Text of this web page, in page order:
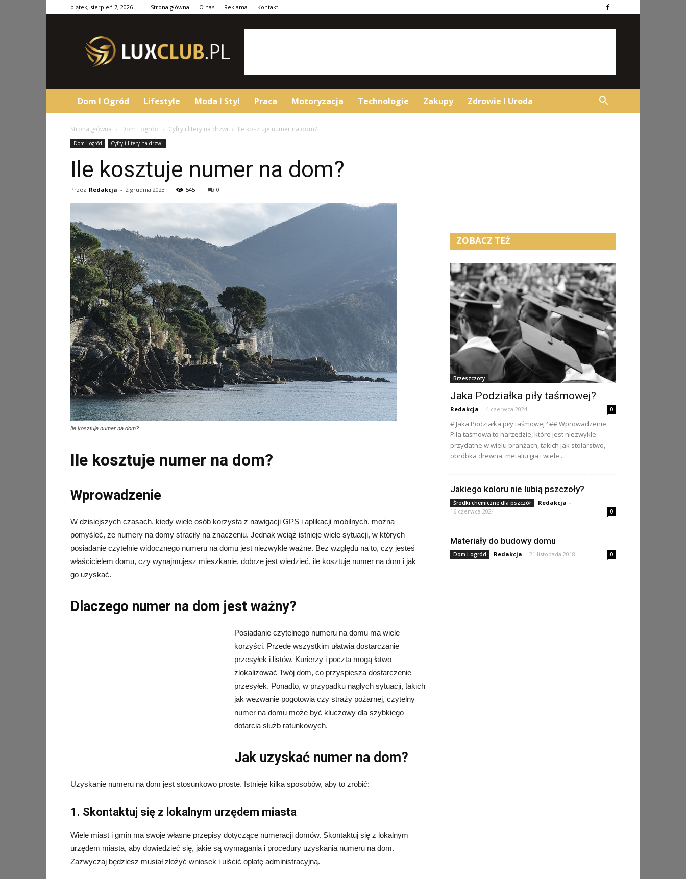
piątek, sierpień 7, 2026 Strona główna O nas Reklama Kontakt
Dom I Ogród Lifestyle Moda I Styl Praca Motoryzacja Technologie Zakupy Zdrowie I Uroda
Strona główna Dom i ogród Cyfry i litery na drzwi Ile kosztuje numer na dom?
Dom i ogród Cyfry i litery na drzwi
Ile kosztuje numer na dom?
Przez Redakcja - 2 grudnia 2023 545 0
Ile kosztuje numer na dom?
Ile kosztuje numer na dom?
Wprowadzenie
W dzisiejszych czasach, kiedy wiele osób korzysta z nawigacji GPS i aplikacji mobilnych, można
pomyśleć, że numery na domy straciły na znaczeniu. Jednak wciąż istnieje wiele sytuacji, w których
posiadanie czytelnie widocznego numeru na domu jest niezwykle ważne. Bez względu na to, czy jesteś
właścicielem domu, czy wynajmujesz mieszkanie, dobrze jest wiedzieć, ile kosztuje numer na dom i jak
go uzyskać.
Dlaczego numer na dom jest ważny?
Posiadanie czytelnego numeru na domu ma wiele
korzyści. Przede wszystkim ułatwia dostarczanie
przesyłek i listów. Kurierzy i poczta mogą łatwo
zlokalizować Twój dom, co przyspiesza dostarczenie
przesyłek. Ponadto, w przypadku nagłych sytuacji, takich
jak wezwanie pogotowia czy straży pożarnej, czytelny
numer na domu może być kluczowy dla szybkiego
dotarcia służb ratunkowych.
Jak uzyskać numer na dom?
Uzyskanie numeru na dom jest stosunkowo proste. Istnieje kilka sposobów, aby to zrobić:
1. Skontaktuj się z lokalnym urzędem miasta
Wiele miast i gmin ma swoje własne przepisy dotyczące numeracji domów. Skontaktuj się z lokalnym
urzędem miasta, aby dowiedzieć się, jakie są wymagania i procedury uzyskania numeru na dom.
Zazwyczaj będziesz musiał złożyć wniosek i uiścić opłatę administracyjną.
ZOBACZ TEŻ
Brzeszczoty
Jaka Podziałka piły taśmowej?
Redakcja - 4 czerwca 2024 0
# Jaka Podziałka piły taśmowej? ## Wprowadzenie
Piła taśmowa to narzędzie, które jest niezwykle
przydatne w wielu branżach, takich jak stolarstwo,
obróbka drewna, metalurgia i wiele...
Jakiego koloru nie lubią pszczoły?
Środki chemiczne dla pszczół Redakcja -
16 czerwca 2024
0
Materiały do budowy domu
Dom i ogród Redakcja - 21 listopada 2018 0